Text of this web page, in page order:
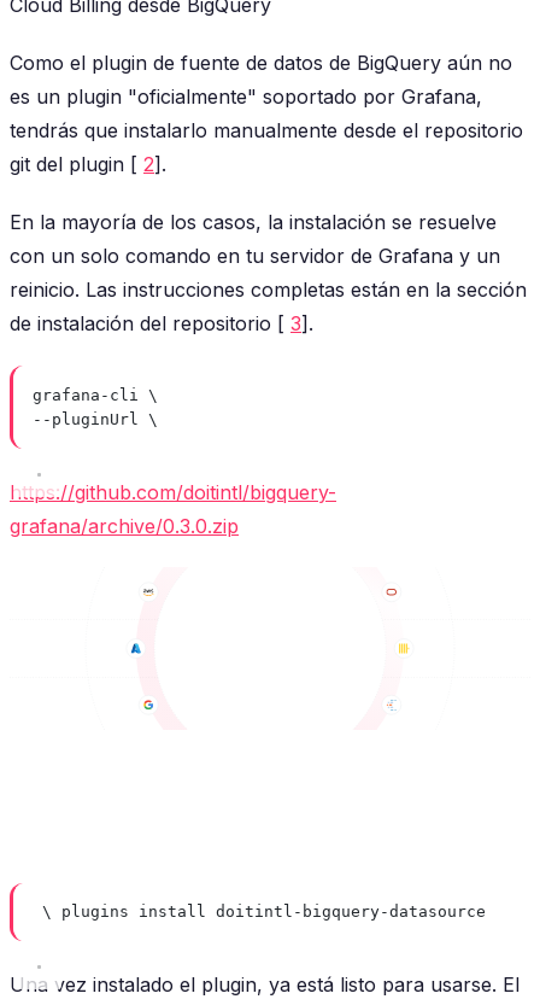
Como el plugin de fuente de datos de BigQuery aún no
es un plugin "oficialmente" soportado por Grafana,
tendrás que instalarlo manualmente desde el repositorio
git del plugin [ 2].
En la mayoría de los casos, la instalación se resuelve
con un solo comando en tu servidor de Grafana y un
reinicio. Las instrucciones completas están en la sección
de instalación del repositorio [ 3].
grafana-cli \
--pluginUrl \
https://github.com/doitintl/bigquery-
grafana/archive/0.3.0.zip
\ plugins install doitintl-bigquery-datasource
Una vez instalado el plugin, ya está listo para usarse. El